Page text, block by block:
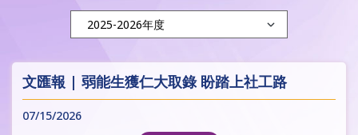
文匯報 | 弱能生獲仁大取錄 盼踏上社工路
07/15/2026